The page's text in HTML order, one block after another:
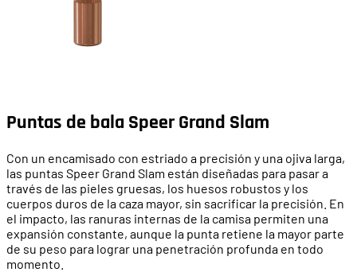
Puntas de bala Speer Grand Slam
Con un encamisado con estriado a precisión y una ojiva larga,
las puntas Speer Grand Slam están diseñadas para pasar a
través de las pieles gruesas, los huesos robustos y los
cuerpos duros de la caza mayor, sin sacrificar la precisión. En
el impacto, las ranuras internas de la camisa permiten una
expansión constante, aunque la punta retiene la mayor parte
de su peso para lograr una penetración profunda en todo
momento.